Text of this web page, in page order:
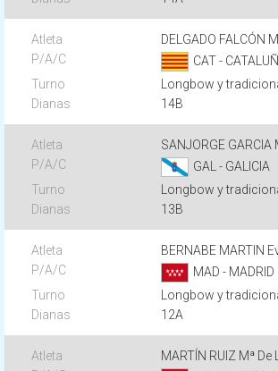
DELGADO FALCÓN
CAT -
Longbow y
14B
SANJORGE GARCIA
GAL - GALICIA
Longbow y
13B
BERNABE MARTIN
MAD - MADRID
Longbow y
12A
MARTÍN RUIZ Mª